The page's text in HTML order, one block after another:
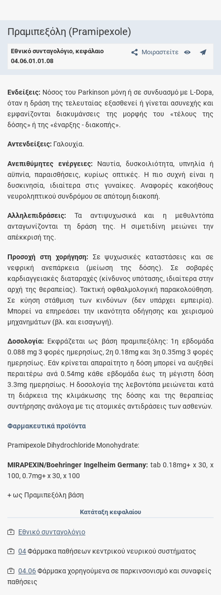
Πραμιπεξόλη (Pramipexole)
Μοιραστείτε
Εθνικό συνταγολόγιο, κεφάλαιο
04.06.01.01.08
Ενδείξεις: Nόσος του Parkinson μόνη ή σε συνδυασμό με L-Dopa,
όταν η δράση της τελευταίας εξασθενεί ή γίνεται ασυνεχής και
εμφανίζονται διακυμάνσεις της μορφής του «τέλους της
δόσης» ή της «έναρξης - διακοπής».
Αντενδείξεις: Γαλουχία.
Ανεπιθύμητες ενέργειες: Ναυτία, δυσκοιλιότητα, υπνηλία ή
αϋπνία, παραισθήσεις, κυρίως οπτικές. Η πιο συχνή είναι η
δυσκινησία, ιδιαίτερα στις γυναίκες. Αναφορές κακοήθους
νευροληπτικού συνδρόμου σε απότομη διακοπή.
Αλληλεπιδράσεις: Τα αντιψυχωσικά και η μεθυλντόπα
ανταγωνίζονται τη δράση της. Η σιμετιδίνη μειώνει την
απέκκρισή της.
Προσοχή στη χορήγηση: Σε ψυχωσικές καταστάσεις και σε
νεφρική ανεπάρκεια (μείωση της δόσης). Σε σοβαρές
καρδιαγγειακές διαταραχές (κίνδυνος υπότασης, ιδιαίτερα στην
αρχή της θεραπείας). Τακτική οφθαλμολογική παρακολούθηση.
Σε κύηση στάθμιση των κινδύνων (δεν υπάρχει εμπειρία).
Μπορεί να επηρεάσει την ικανότητα οδήγησης και χειρισμού
μηχανημάτων (βλ. και εισαγωγή).
Δοσολογία: Εκφράζεται ως βάση πραμιπεξόλης: 1η εβδομάδα
0.088 mg 3 φορές ημερησίως, 2η 0.18mg και 3η 0.35mg 3 φορές
ημερησίως. Εάν κρίνεται απαραίτητο η δόση μπορεί να αυξηθεί
περαιτέρω ανά 0.54mg κάθε εβδομάδα έως τη μέγιστη δόση
3.3mg ημερησίως. Η δοσολογία της λεβοντόπα μειώνεται κατά
τη διάρκεια της κλιμάκωσης της δόσης και της θεραπείας
συντήρησης ανάλογα με τις ατομικές αντιδράσεις των ασθενών.
Φαρμακευτικά προϊόντα
Pramipexole Dihydrochloride Monohydrate:
MIRAPEXIN/Boehringer Ingelheim Germany: tab 0.18mg+ x 30, x
100, 0.7mg+ x 30, x 100
+ ως Πραμιπεξόλη βάση
Κατάταξη κεφαλαίου
Εθνικό συνταγολόγιο
04Φάρμακα παθήσεων κεντρικού νευρικού συστήματος
04.06Φάρμακα χορηγούμενα σε παρκινσονισμό και συναφείς
παθήσεις